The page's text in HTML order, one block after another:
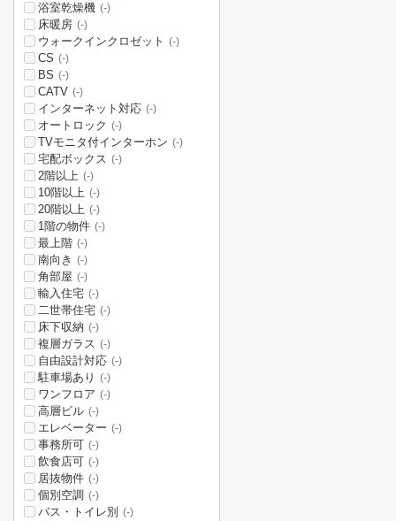
浴室乾燥機 (-)
床暖房 (-)
ウォークインクロゼット (-)
CS (-)
BS (-)
CATV (-)
インターネット対応 (-)
オートロック (-)
TVモニタ付インターホン (-)
宅配ボックス (-)
2階以上 (-)
10階以上 (-)
20階以上 (-)
1階の物件 (-)
最上階 (-)
南向き (-)
角部屋 (-)
輸入住宅 (-)
二世帯住宅 (-)
床下収納 (-)
複層ガラス (-)
自由設計対応 (-)
駐車場あり (-)
ワンフロア (-)
高層ビル (-)
エレベーター (-)
事務所可 (-)
飲食店可 (-)
居抜物件 (-)
個別空調 (-)
バス・トイレ別 (-)